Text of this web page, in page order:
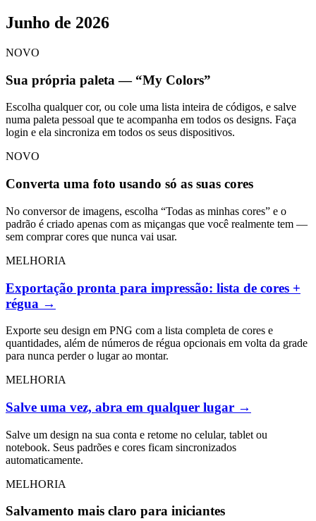
Junho de 2026
NOVO
Sua própria paleta — “My Colors”
Escolha qualquer cor, ou cole uma lista inteira de códigos, e salve
numa paleta pessoal que te acompanha em todos os designs. Faça
login e ela sincroniza em todos os seus dispositivos.
NOVO
Converta uma foto usando só as suas cores
No conversor de imagens, escolha “Todas as minhas cores” e o
padrão é criado apenas com as miçangas que você realmente tem —
sem comprar cores que nunca vai usar.
MELHORIA
Exportação pronta para impressão: lista de cores +
régua →
Exporte seu design em PNG com a lista completa de cores e
quantidades, além de números de régua opcionais em volta da grade
para nunca perder o lugar ao montar.
MELHORIA
Salve uma vez, abra em qualquer lugar →
Salve um design na sua conta e retome no celular, tablet ou
notebook. Seus padrões e cores ficam sincronizados
automaticamente.
MELHORIA
Salvamento mais claro para iniciantes